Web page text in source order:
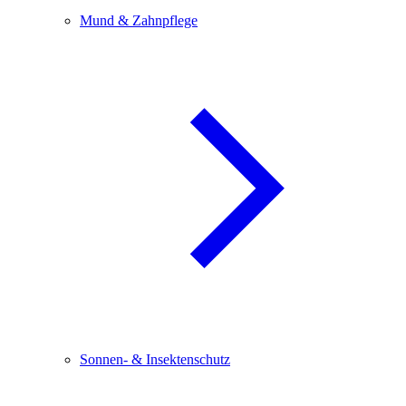
Mund & Zahnpflege
Sonnen- & Insektenschutz